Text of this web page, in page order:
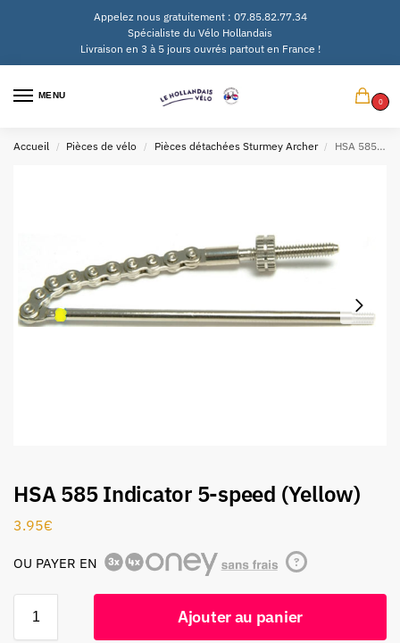
Appelez nous gratuitement : 07.85.82.77.34
Spécialiste du Vélo Hollandais
Livraison en 3 à 5 jours ouvrés partout en France !
MENU
0
Accueil / Pièces de vélo / Pièces détachées Sturmey Archer / HSA 585 Indicator 5-speed (Yellow)
HSA 585 Indicator 5-speed (Yellow)
3.95€
OU PAYER EN ?
Ajouter au panier